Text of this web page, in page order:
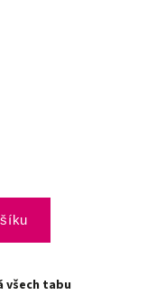
všech tabu